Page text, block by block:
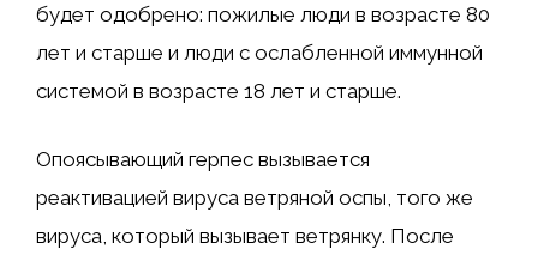
будет одобрено: пожилые люди в возрасте 80
лет и старше и люди с ослабленной иммунной
системой в возрасте 18 лет и старше.
Опоясывающий герпес вызывается
реактивацией вируса ветряной оспы, того же
вируса, который вызывает ветрянку. После